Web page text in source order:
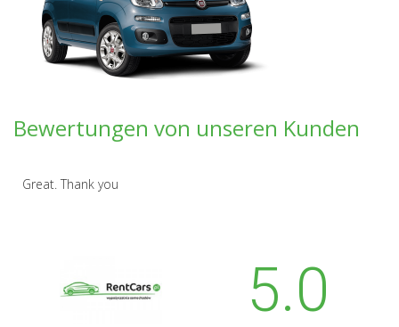
Bewertungen von unseren Kunden
Great. Thank you
5.0